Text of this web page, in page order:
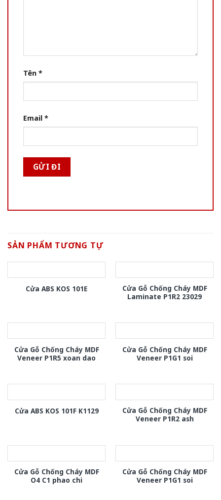
Tên *
Email *
SẢN PHẨM TƯƠNG TỰ
Cửa ABS KOS 101E
Cửa Gỗ Chống Cháy MDF
Laminate P1R2 23029
Cửa Gỗ Chống Cháy MDF
Veneer P1R5 xoan dao
Cửa Gỗ Chống Cháy MDF
Veneer P1G1 soi
Cửa ABS KOS 101F K1129
Cửa Gỗ Chống Cháy MDF
Veneer P1R2 ash
Cửa Gỗ Chống Cháy MDF
O4 C1 phao chi
Cửa Gỗ Chống Cháy MDF
Veneer P1G1 soi